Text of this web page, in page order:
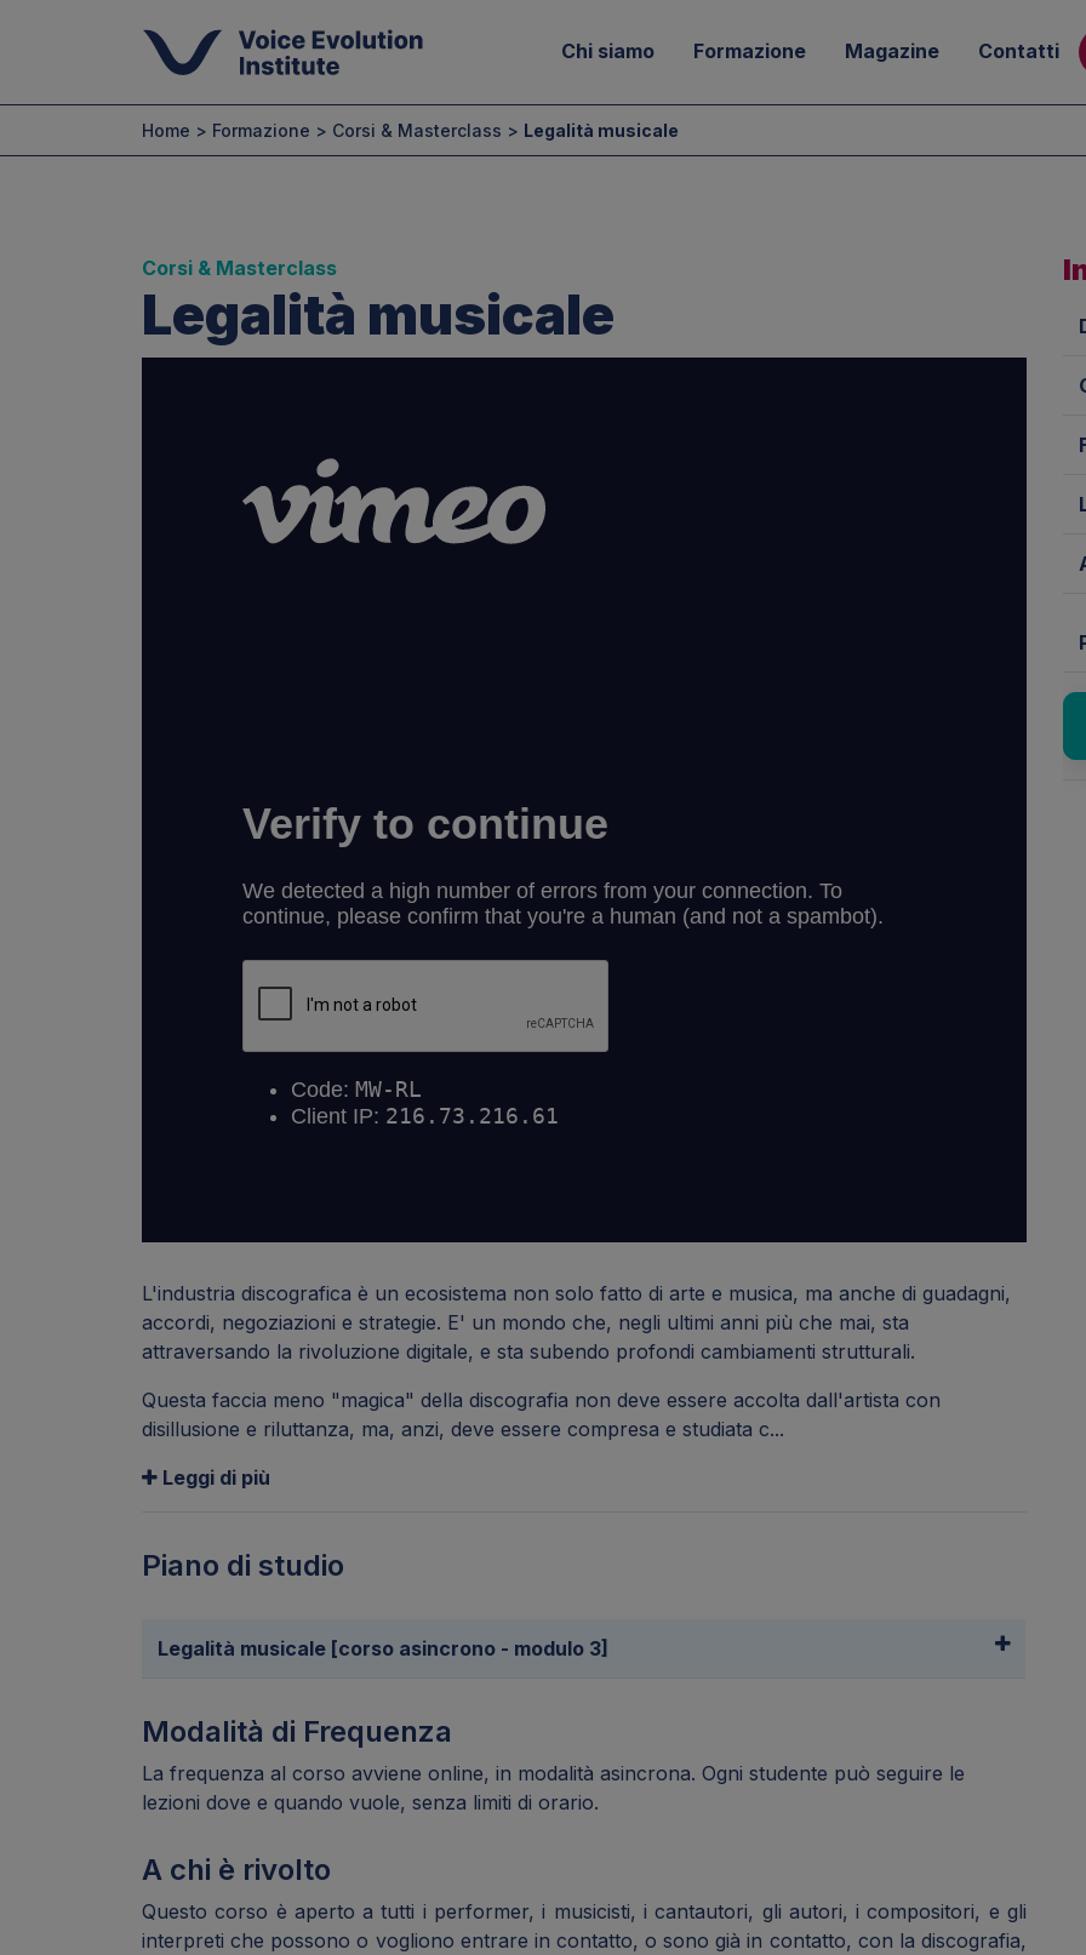
Chi siamo Formazione Magazine Contatti
Home > Formazione > Corsi & Masterclass > Legalità musicale
Corsi & Masterclass
Legalità musicale
L'industria discografica è un ecosistema non solo fatto di arte e musica, ma anche di guadagni,
accordi, negoziazioni e strategie. E' un mondo che, negli ultimi anni più che mai, sta
attraversando la rivoluzione digitale, e sta subendo profondi cambiamenti strutturali.
Questa faccia meno "magica" della discografia non deve essere accolta dall'artista con
disillusione e riluttanza, ma, anzi, deve essere compresa e studiata c...
Leggi di più
Piano di studio
Legalità musicale [corso asincrono - modulo 3]
Modalità di Frequenza
La frequenza al corso avviene online, in modalità asincrona. Ogni studente può seguire le
lezioni dove e quando vuole, senza limiti di orario.
A chi è rivolto
Questo corso è aperto a tutti i performer, i musicisti, i cantautori, gli autori, i compositori, e gli
interpreti che possono o vogliono entrare in contatto, o sono già in contatto, con la discografia,